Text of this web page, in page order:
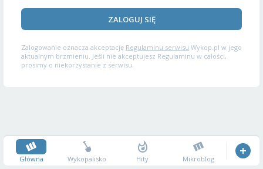
ZALOGUJ SIĘ
Zalogowanie oznacza akceptację Regulaminu serwisu Wykop.pl w jego
aktualnym brzmieniu. Jeśli nie akceptujesz Regulaminu w całości,
prosimy o niekorzystanie z serwisu.
Główna Wykopalisko Hity Mikroblog